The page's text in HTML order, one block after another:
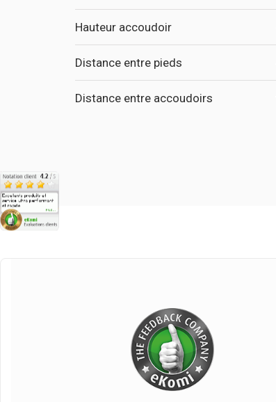
Hauteur accoudoir
Distance entre pieds
Distance entre accoudoirs